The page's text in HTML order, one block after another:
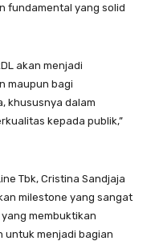
fundamental yang solid
akan menjadi
maupun bagi
khususnya dalam
kepada publik,”
Tbk, Cristina Sandjaja
milestone yang sangat
membuktikan
untuk menjadi bagian